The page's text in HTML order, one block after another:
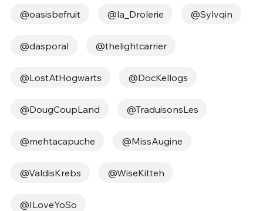
@oasisbefruit @la_Drolerie @Sylvqin
@dasporal @thelightcarrier
@LostAtHogwarts @DocKellogs
@DougCoupLand @TraduisonsLes
@mehtacapuche @MissAugine
@ValdisKrebs @WiseKitteh
@ILoveYoSo